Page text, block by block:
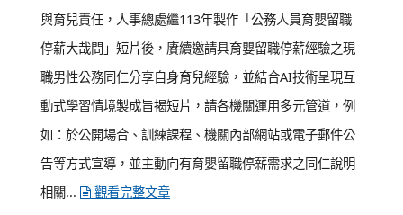
與育兒責任，人事總處繼113年製作「公務人員育嬰留職
停薪大哉問」短片後，賡續邀請具育嬰留職停薪經驗之現
職男性公務同仁分享自身育兒經驗，並結合AI技術呈現互
動式學習情境製成旨揭短片，請各機關運用多元管道，例
如：於公開場合、訓練課程、機關內部網站或電子郵件公
告等方式宣導，並主動向有育嬰留職停薪需求之同仁說明
相關...
觀看完整文章